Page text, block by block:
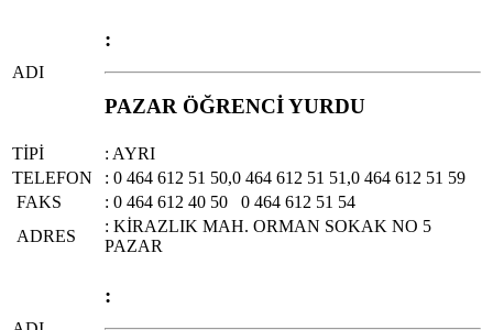
ADI
:
PAZAR ÖĞRENCİ YURDU
TİPİ
: AYRI
TELEFON
: 0 464 612 51 50,0 464 612 51 51,0 464 612 51 59
FAKS
: 0 464 612 40 50 0 464 612 51 54
ADRES
: KİRAZLIK MAH. ORMAN SOKAK NO 5
PAZAR
: